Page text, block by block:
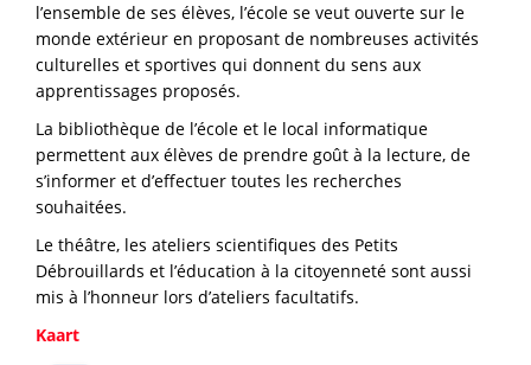
l’ensemble de ses élèves, l’école se veut ouverte sur le
monde extérieur en proposant de nombreuses activités
culturelles et sportives qui donnent du sens aux
apprentissages proposés.
La bibliothèque de l’école et le local informatique
permettent aux élèves de prendre goût à la lecture, de
s’informer et d’effectuer toutes les recherches
souhaitées.
Le théâtre, les ateliers scientifiques des Petits
Débrouillards et l’éducation à la citoyenneté sont aussi
mis à l’honneur lors d’ateliers facultatifs.
Kaart